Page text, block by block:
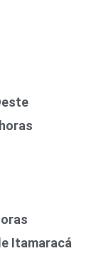
Itamaracá